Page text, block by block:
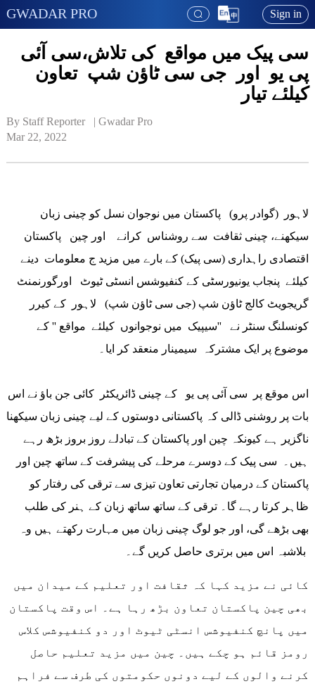
GWADAR PRO Sign in
سی پیک میں مواقع کی تلاش،سی آئی
پی یو اور جی سی ٹاؤن شپ تعاون
کیلئے تیار
By Staff Reporter   | Gwadar Pro
Mar 22, 2022
لاہور (گوادر پرو) پاکستان میں نوجوان نسل کو چینی زبان
سیکھنے، چینی ثقافت سے روشناس کرانے اور چین پاکستان
اقتصادی راہداری (سی پیک) کے بارے میں مزید ج معلومات دینے
کیلئے پنجاب یونیورسٹی کے کنفیوشس انسٹی ٹیوٹ اورگورنمنٹ
گریجویٹ کالج ٹاؤن شپ (جی سی ٹاؤن شپ) لاہور کے کیرر
کونسلنگ سنٹر نے ''سیپیک میں نوجوانوں کیلئے مواقع '' کے
موضوع پر ایک مشترکہ سیمینار منعقد کر ایا۔
اس موقع پر سی آئی پی یو کے چینی ڈائریکٹر کائی جن باؤ نے اس
بات پر روشنی ڈالی کہ پاکستانی دوستوں کے لیے چینی زبان سیکھنا
ناگزیر ہے کیونکہ چین اور پاکستان کے تبادلے روز بروز بڑھ رہے
ہیں۔ سی پیک کے دوسرے مرحلے کی پیشرفت کے ساتھ چین اور
پاکستان کے درمیان تجارتی تعاون تیزی سے ترقی کی رفتار کو
ظاہر کرتا رہے گا۔ ترقی کے ساتھ ساتھ زبان کے ہنر کی طلب
بھی بڑھے گی، اور جو لوگ چینی زبان میں مہارت رکھتے ہیں وہ
بھی چین پاکستان تعاون بڑھ رہا ہے۔ اس وقت پاکستان
میں پانچ کنفیوشس انسٹی ٹیوٹ اور دو کنفیوشس کلاس
رومز قائم ہو چکے ہیں۔ چین میں مزید تعلیم حاصل
کرنے والوں کے لیے دونوں حکومتوں کی طرف سے فراہم